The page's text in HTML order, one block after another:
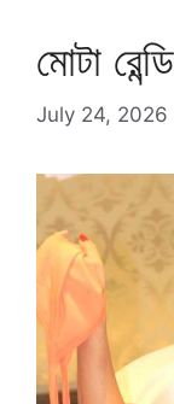
মোটা
July 24, 2026